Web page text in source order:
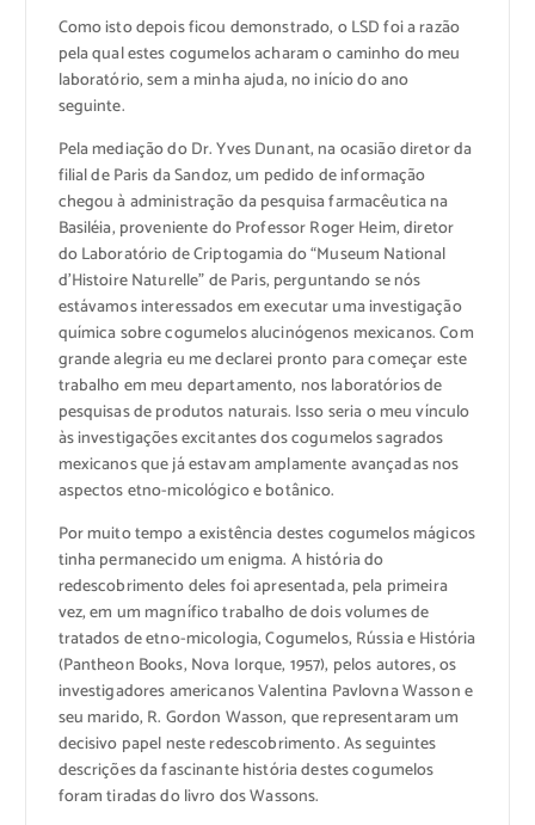
Como isto depois ficou demonstrado, o LSD foi a razão
pela qual estes cogumelos acharam o caminho do meu
laboratório, sem a minha ajuda, no início do ano
seguinte.
Pela mediação do Dr. Yves Dunant, na ocasião diretor da
filial de Paris da Sandoz, um pedido de informação
chegou à administração da pesquisa farmacêutica na
Basiléia, proveniente do Professor Roger Heim, diretor
do Laboratório de Criptogamia do “Museum National
d’Histoire Naturelle” de Paris, perguntando se nós
estávamos interessados em executar uma investigação
química sobre cogumelos alucinógenos mexicanos. Com
grande alegria eu me declarei pronto para começar este
trabalho em meu departamento, nos laboratórios de
pesquisas de produtos naturais. Isso seria o meu vínculo
às investigações excitantes dos cogumelos sagrados
mexicanos que já estavam amplamente avançadas nos
aspectos etno-micológico e botânico.
Por muito tempo a existência destes cogumelos mágicos
tinha permanecido um enigma. A história do
redescobrimento deles foi apresentada, pela primeira
vez, em um magnífico trabalho de dois volumes de
tratados de etno-micologia, Cogumelos, Rússia e História
(Pantheon Books, Nova Iorque, 1957), pelos autores, os
investigadores americanos Valentina Pavlovna Wasson e
seu marido, R. Gordon Wasson, que representaram um
decisivo papel neste redescobrimento. As seguintes
descrições da fascinante história destes cogumelos
foram tiradas do livro dos Wassons.